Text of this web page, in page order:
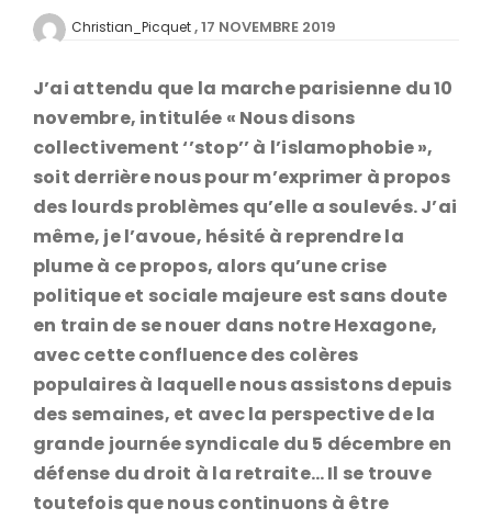
Christian_Picquet 17 NOVEMBRE 2019
J’ai attendu que la marche parisienne du 10
novembre, intitulée « Nous disons
collectivement ‘’stop’’ à l’islamophobie »,
soit derrière nous pour m’exprimer à propos
des lourds problèmes qu’elle a soulevés. J’ai
même, je l’avoue, hésité à reprendre la
plume à ce propos, alors qu’une crise
politique et sociale majeure est sans doute
en train de se nouer dans notre Hexagone,
avec cette confluence des colères
populaires à laquelle nous assistons depuis
des semaines, et avec la perspective de la
grande journée syndicale du 5 décembre en
défense du droit à la retraite… Il se trouve
toutefois que nous continuons à être